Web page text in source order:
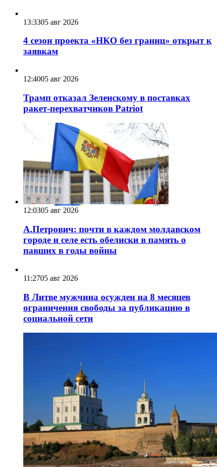
13:3305 авг 2026
4 сезон проекта «НКО без границ» открыт к
заявкам
12:4005 авг 2026
Трамп отказал Зеленскому в поставках
ракет-перехватчиков Patriot
12:0305 авг 2026
А.Петрович: почти в каждом молдавском
городе и селе есть обелиски в память о
павших в годы войны
11:2705 авг 2026
В Литве мужчина осужден на 8 месяцев
ограничения свободы за публикацию в
социальной сети